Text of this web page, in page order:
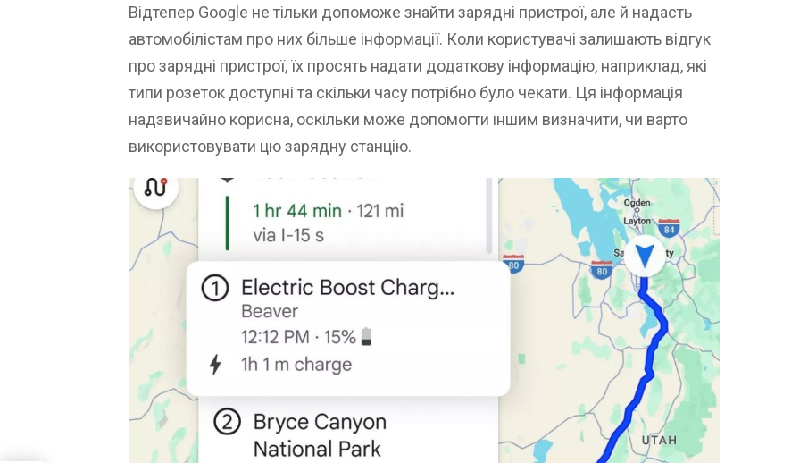
Відтепер Google не тільки допоможе знайти зарядні пристрої, але й надасть
автомобілістам про них більше інформації. Коли користувачі залишають відгук
про зарядні пристрої, їх просять надати додаткову інформацію, наприклад, які
типи розеток доступні та скільки часу потрібно було чекати. Ця інформація
надзвичайно корисна, оскільки може допомогти іншим визначити, чи варто
використовувати цю зарядну станцію.